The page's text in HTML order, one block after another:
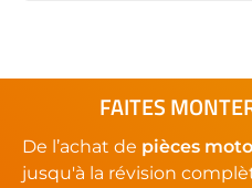
FAITES
De l’achat de pièces
jusqu'à la révision